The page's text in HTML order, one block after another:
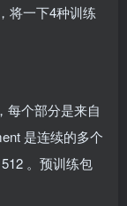
将一下4种训练
每个部分是来自
是连续的多个
。预训练包